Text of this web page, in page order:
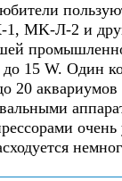
1, MK-Л-2 и
до 15 W. Один
20
очень